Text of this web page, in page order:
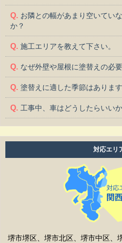
お隣との幅があまり空いてい
か？
施工エリアを教えて下さい。
なぜ外壁や屋根に塗替えの必
塗替えに適した季節はありま
工事中、車はどうしたらいい
工事中、気になる事や相談な
よいですか？
工事中は留守をしても大丈夫
施工後の保証はどうなっていま
作業時間は何時から何時まで
家の周囲に荷物を置いてます
対応エリ
堺市堺区、堺市北区、堺市中区、